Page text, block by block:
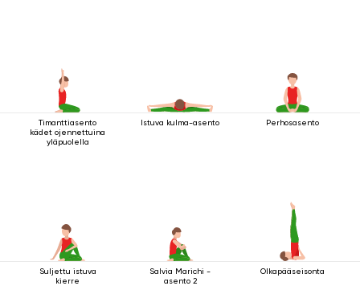
Timanttiasento
kädet ojennettuina
yläpuolella
Istuva kulma-asento Perhosasento
Suljettu istuva
kierre
Salvia Marichi -
asento 2
Olkapääseisonta